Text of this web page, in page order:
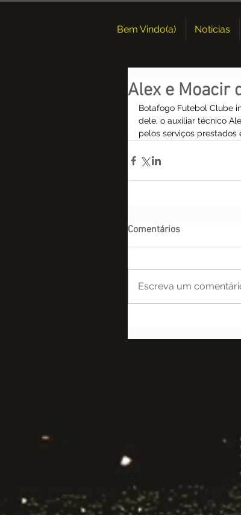
Bem Vindo(a) Noticias
Alex e Moacir
Botafogo Futebol Clube
dele, o auxiliar técnico
pelos serviços prestados
Comentários
Escreva um